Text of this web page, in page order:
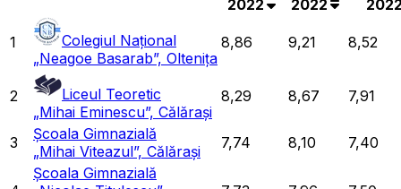
2022
2022
1
Colegiul Național
„Neagoe Basarab”, Oltenița
8,86 9,21 8,52
2
Liceul Teoretic
„Mihai Eminescu”, Călărași
8,29 8,67 7,91
3
Școala Gimnazială
„Mihai Viteazul”, Călărași
7,74 8,10 7,40
Școala Gimnazială